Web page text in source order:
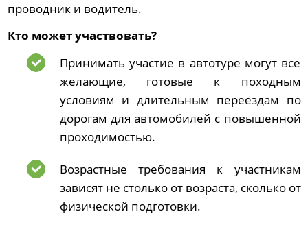
проводник и водитель.
Кто может участвовать?
Принимать участие в автотуре могут все
желающие, готовые к походным
условиям и длительным переездам по
дорогам для автомобилей с повышенной
проходимостью.
Возрастные требования к участникам
зависят не столько от возраста, сколько от
физической подготовки.